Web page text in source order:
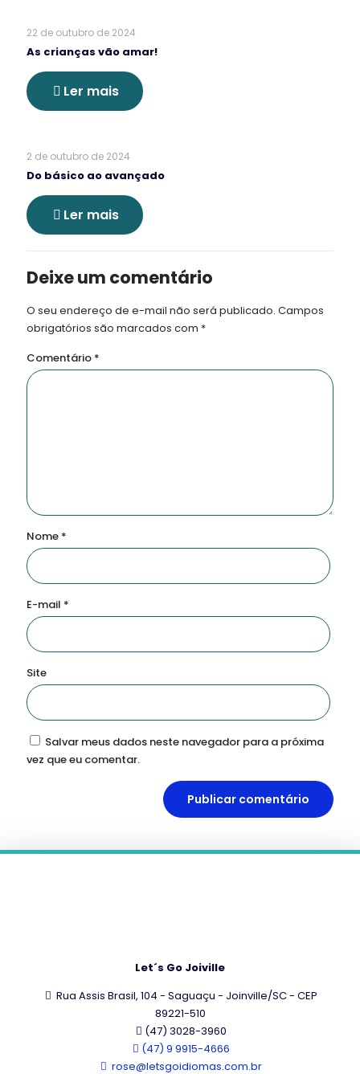
22 de outubro de 2024
As crianças vão amar!
Ler mais
2 de outubro de 2024
Do básico ao avançado
Ler mais
Deixe um comentário
O seu endereço de e-mail não será publicado. Campos
obrigatórios são marcados com *
Comentário *
Nome *
E-mail *
Site
Salvar meus dados neste navegador para a próxima
vez que eu comentar.
Let´s Go Joiville
Rua Assis Brasil, 104 - Saguaçu - Joinville/SC - CEP
89221-510
(47) 3028-3960
(47) 9 9915-4666
rose@letsgoidiomas.com.br